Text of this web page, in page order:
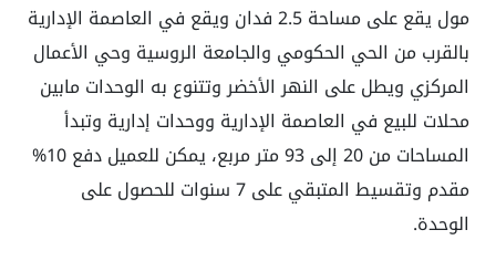
مول يقع على مساحة 2.5 فدان ويقع في العاصمة الإدارية
بالقرب من الحي الحكومي والجامعة الروسية وحي الأعمال
المركزي ويطل على النهر الأخضر وتتنوع به الوحدات مابين
محلات للبيع في العاصمة الإدارية ووحدات إدارية وتبدأ
المساحات من 20 إلى 93 متر مربع، يمكن للعميل دفع 10%
مقدم وتقسيط المتبقي على 7 سنوات للحصول على
الوحدة.